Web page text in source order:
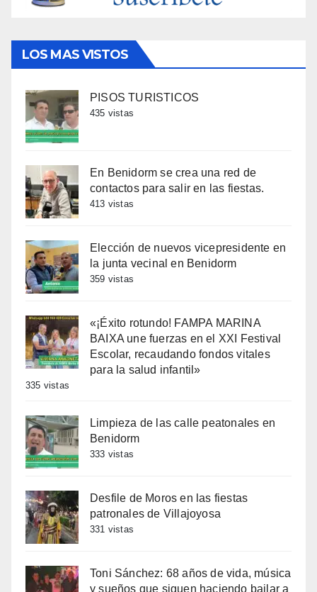
LOS MAS VISTOS
PISOS TURISTICOS
435 vistas
En Benidorm se crea una red de
contactos para salir en las fiestas.
413 vistas
Elección de nuevos vicepresidente en
la junta vecinal en Benidorm
359 vistas
«¡Éxito rotundo! FAMPA MARINA
BAIXA une fuerzas en el XXI Festival
Escolar, recaudando fondos vitales
para la salud infantil»
335 vistas
Limpieza de las calle peatonales en
Benidorm
333 vistas
Desfile de Moros en las fiestas
patronales de Villajoyosa
331 vistas
Toni Sánchez: 68 años de vida, música
y sueños que siguen haciendo bailar a